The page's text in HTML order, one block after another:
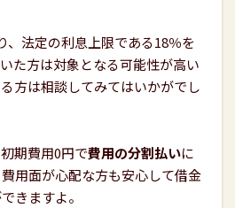
、法定の利息上限である18％を
た方は対象となる可能性が高い
方は相談してみてはいかがでし
期費用0円で費用の分割払いに
用面が心配な方も安心して借金
きますよ。